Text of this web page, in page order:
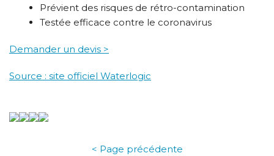
Prévient des risques de rétro-contamination
Testée efficace contre le coronavirus
Demander un devis >
Source : site officiel Waterlogic
< Page précédente